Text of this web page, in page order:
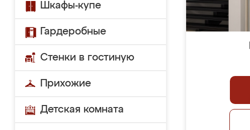
Шкафы-купе
Гардеробные
Стенки в гостиную
Прихожие
Детская комната